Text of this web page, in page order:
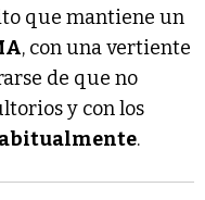
que mantiene un
, con una vertiente
de que no
y con los
.